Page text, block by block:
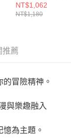
Pocket T 中大童
上衣 黑色
NT$1,062
NT$1,180
推薦
冒險精神。
與樂趣融入
為主題。